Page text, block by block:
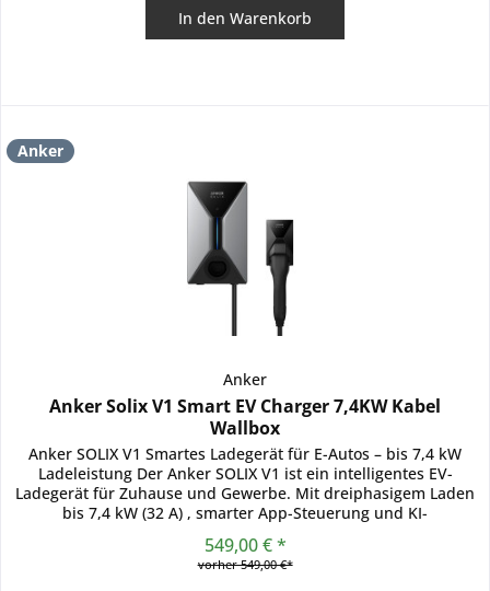
In den Warenkorb
Anker
Anker
Anker Solix V1 Smart EV Charger 7,4KW Kabel
Wallbox
Anker SOLIX V1 Smartes Ladegerät für E-Autos – bis 7,4 kW
Ladeleistung Der Anker SOLIX V1 ist ein intelligentes EV-
Ladegerät für Zuhause und Gewerbe. Mit dreiphasigem Laden
bis 7,4 kW (32 A) , smarter App-Steuerung und KI-
549,00 € *
vorher 549,00 €*